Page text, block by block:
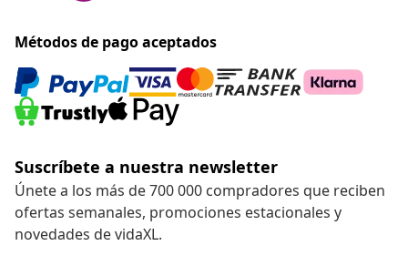
Métodos de pago aceptados
Suscríbete a nuestra newsletter
Únete a los más de 700 000 compradores que reciben
ofertas semanales, promociones estacionales y
novedades de vidaXL.